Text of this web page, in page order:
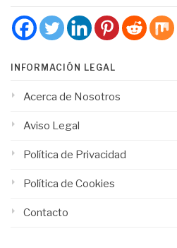
INFORMACIÓN LEGAL
Acerca de Nosotros
Aviso Legal
Política de Privacidad
Política de Cookies
Contacto